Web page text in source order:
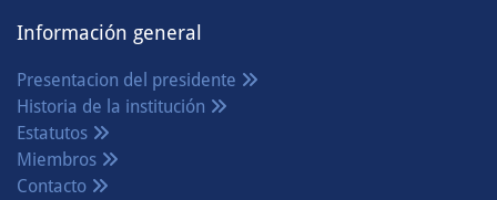
Información general
Presentacion del presidente
Historia de la institución
Estatutos
Miembros
Contacto